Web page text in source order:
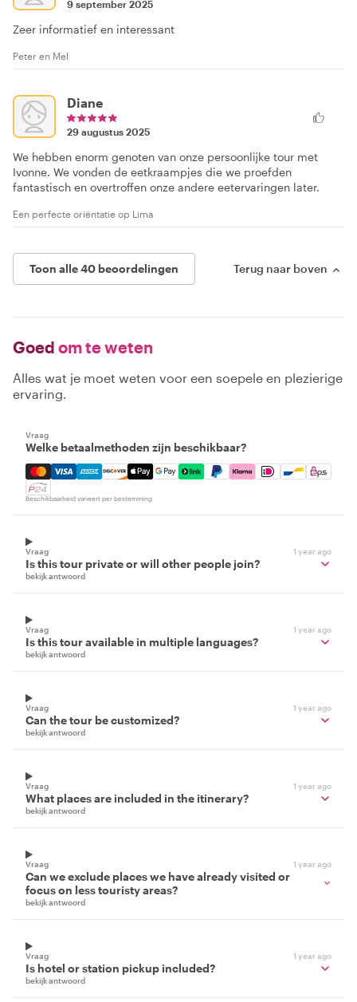
9 september 2025
Zeer informatief en interessant
Peter en Mel
Diane
29 augustus 2025
We hebben enorm genoten van onze persoonlijke tour met
Ivonne. We vonden de eetkraampjes die we proefden
fantastisch en overtroffen onze andere eetervaringen later.
Een perfecte oriëntatie op Lima
Toon alle 40 beoordelingen Terug naar boven
Goed om te weten
Alles wat je moet weten voor een soepele en plezierige
ervaring.
Vraag
Welke betaalmethoden zijn beschikbaar?
Mastercard, Visa, Amex, Discover, Apple Pay, Google
Beschikbaarheid varieert per bestemming
Vraag 1 year ago
Is this tour private or will other people join?
bekijk antwoord
Vraag 1 year ago
Is this tour available in multiple languages?
bekijk antwoord
Vraag 1 year ago
Can the tour be customized?
bekijk antwoord
Vraag 1 year ago
What places are included in the itinerary?
bekijk antwoord
Vraag 1 year ago
Can we exclude places we have already visited or
focus on less touristy areas?
bekijk antwoord
Vraag 1 year ago
Is hotel or station pickup included?
bekijk antwoord